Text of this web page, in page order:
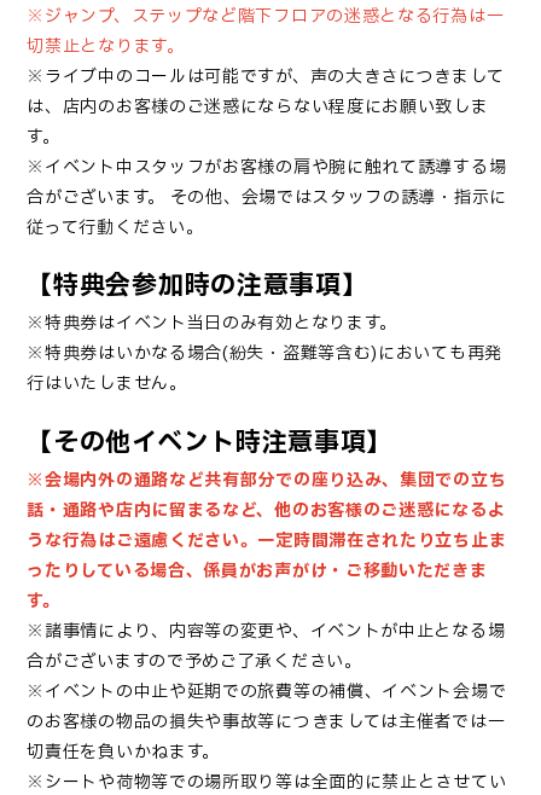
※ジャンプ、ステップなど階下フロアの迷惑となる行為は一
切禁止となります。
※ライブ中のコールは可能ですが、声の大きさにつきまして
は、店内のお客様のご迷惑にならない程度にお願い致しま
す。
※イベント中スタッフがお客様の肩や腕に触れて誘導する場
合がございます。
その他、会場ではスタッフの誘導・指示に
従って行動ください。
【特典会参加時の注意事項】
※特典券はイベント当日のみ有効となります。
※特典券はいかなる場合(紛失・盗難等含む)においても再発
行はいたしません。
【その他イベント時注意事項】
※会場内外の通路など共有部分での座り込み、集団での立ち
話・通路や店内に留まるなど、他のお客様のご迷惑になるよ
うな行為はご遠慮ください。一定時間滞在されたり立ち止ま
ったりしている場合、係員がお声がけ・ご移動いただきま
す。
※諸事情により、内容等の変更や、イベントが中止となる場
合がございますので予めご了承ください。
※イベントの中止や延期での旅費等の補償、イベント会場で
のお客様の物品の損失や事故等につきましては主催者では一
切責任を負いかねます。
※シートや荷物等での場所取り等は全面的に禁止とさせてい